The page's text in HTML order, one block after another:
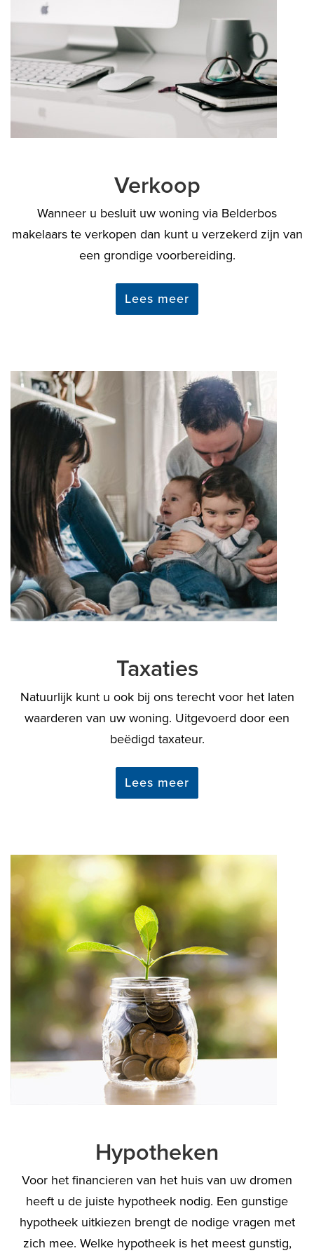
Verkoop
Wanneer u besluit uw woning via Belderbos
makelaars te verkopen dan kunt u verzekerd zijn van
een grondige voorbereiding.
Lees meer
Taxaties
Natuurlijk kunt u ook bij ons terecht voor het laten
waarderen van uw woning. Uitgevoerd door een
beëdigd taxateur.
Lees meer
Hypotheken
Voor het financieren van het huis van uw dromen
heeft u de juiste hypotheek nodig. Een gunstige
hypotheek uitkiezen brengt de nodige vragen met
zich mee. Welke hypotheek is het meest gunstig,